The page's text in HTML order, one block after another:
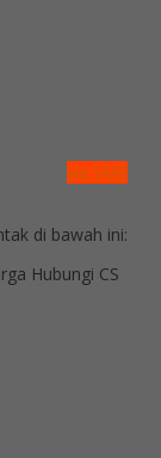
via SMS
di bawah ini:
Hubungi CS